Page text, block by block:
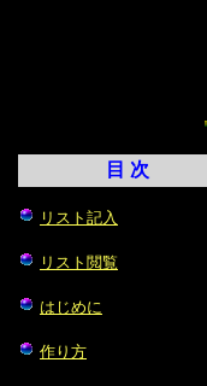
目 次
リスト記入
リスト閲覧
はじめに
作り方